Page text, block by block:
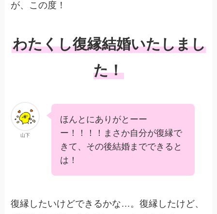
が、この度！
わたくし復縁結婚いたしまし
た！
山下
ほんとにありがとーー
ー！！！！まさか自分が復縁で
きて、その後結婚までできると
は！
復縁したいけどできるかな…。復縁したけど、